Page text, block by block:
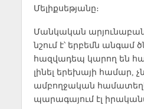
Մելիքսեթյանը։
Մանկական
նշում է՝ երբեմն անգամ
հազվադեպ կարող են
լինել երեխայի համար,
ամբողջական
պարագայում էլ